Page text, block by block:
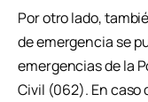
Por otro lado,
de emergencia se
emergencias de la
Civil (062). En caso